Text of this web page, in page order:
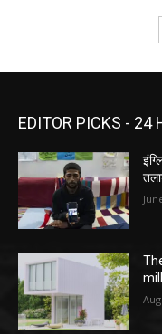
EDITOR PICKS - 24